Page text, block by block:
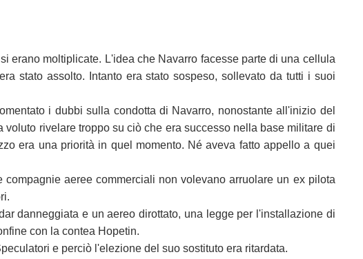
erano moltiplicate. L'idea che Navarro facesse parte di una cellula
stato assolto. Intanto era stato sospeso, sollevato da tutti i suoi
i dubbi sulla condotta di Navarro, nonostante all'inizio del
rivelare troppo su ciò che era successo nella base militare di
era una priorità in quel momento. Né aveva fatto appello a quei
aeree commerciali non volevano arruolare un ex pilota
danneggiata e un aereo dirottato, una legge per l'installazione di
con la contea Hopetin.
e perciò l'elezione del suo sostituto era ritardata.